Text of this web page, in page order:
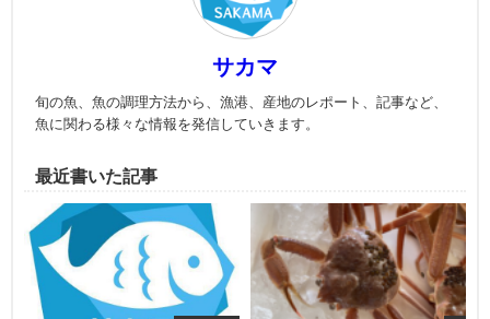
サカマ
旬の魚、魚の調理方法から、漁港、産地のレポート、記事など、
魚に関わる様々な情報を発信していきます。
最近書いた記事